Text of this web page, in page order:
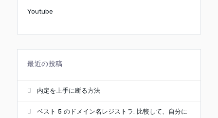
Youtube
最近の投稿
内定を上手に断る方法
ベスト 5 のドメイン名レジストラ: 比較して、自分に